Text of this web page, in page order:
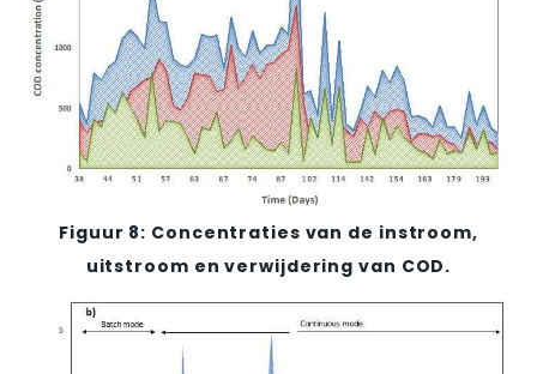
Figuur 8: Concentraties van de instroom,
uitstroom en verwijdering van COD.